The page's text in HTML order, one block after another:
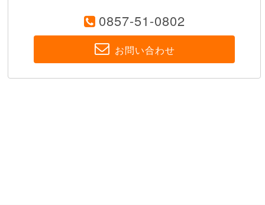
0857-51-0802
お問い合わせ